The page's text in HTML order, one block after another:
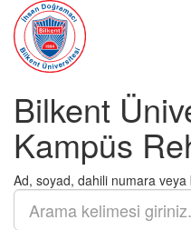
Bilkent
Kampüs
Ad, soyad, dahili numara veya